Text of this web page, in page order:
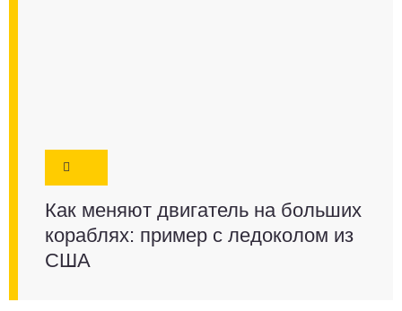
Как меняют двигатель на больших
кораблях: пример с ледоколом из
США